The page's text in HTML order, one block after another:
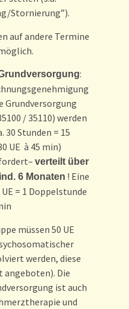
Stornierung”).
auf andere Termine
:
Grundversorgung
/ 35110) werden
30 Stunden = 15
UE à 45 min)
verteilt über
6 Monaten ! Eine
= 1 Doppelstunde
müssen 50 UE
werden, diese
angeboten). Die
ist auch
und